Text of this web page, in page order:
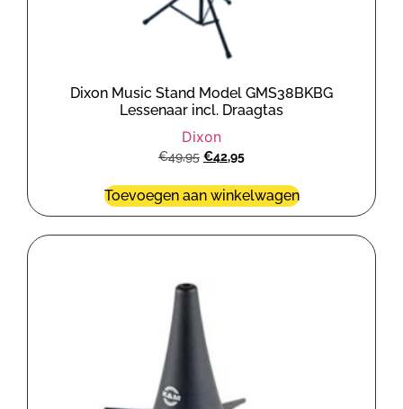
Dixon Music Stand Model GMS38BKBG
Lessenaar incl. Draagtas
Dixon
€49,95 €42,95
Toevoegen aan winkelwagen